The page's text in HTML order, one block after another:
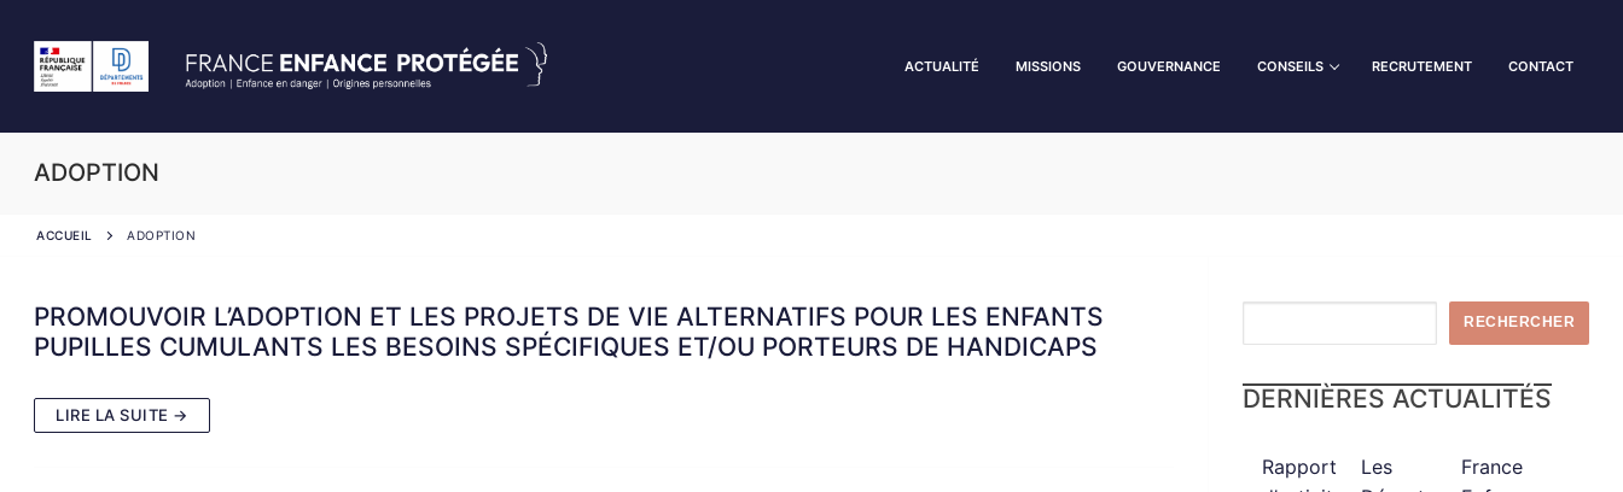
contenu
ACTUALITÉ MISSIONS GOUVERNANCE CONSEILS RECRUTEMENT CONTACT
ADOPTION
ACCUEIL ADOPTION
PROMOUVOIR L’ADOPTION ET LES PROJETS DE VIE ALTERNATIFS POUR LES ENFANTS
PUPILLES CUMULANTS LES BESOINS SPÉCIFIQUES ET/OU PORTEURS DE HANDICAPS
LIRE LA SUITE →
RECHERCHER
DERNIÈRES ACTUALITÉS
Rapport
Les
France